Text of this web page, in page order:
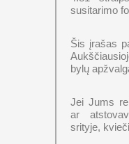
susitarimo
Šis įrašas
bylų
Jei Jums
ar
srityje,